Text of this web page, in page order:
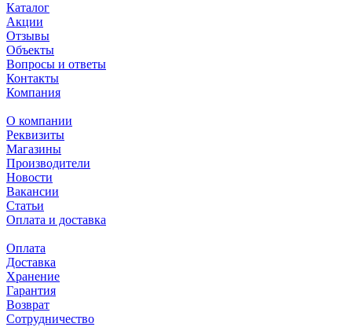
Каталог
Акции
Отзывы
Объекты
Вопросы и ответы
Контакты
Компания
О компании
Реквизиты
Магазины
Производители
Новости
Вакансии
Статьи
Оплата и доставка
Оплата
Доставка
Хранение
Гарантия
Возврат
Сотрудничество